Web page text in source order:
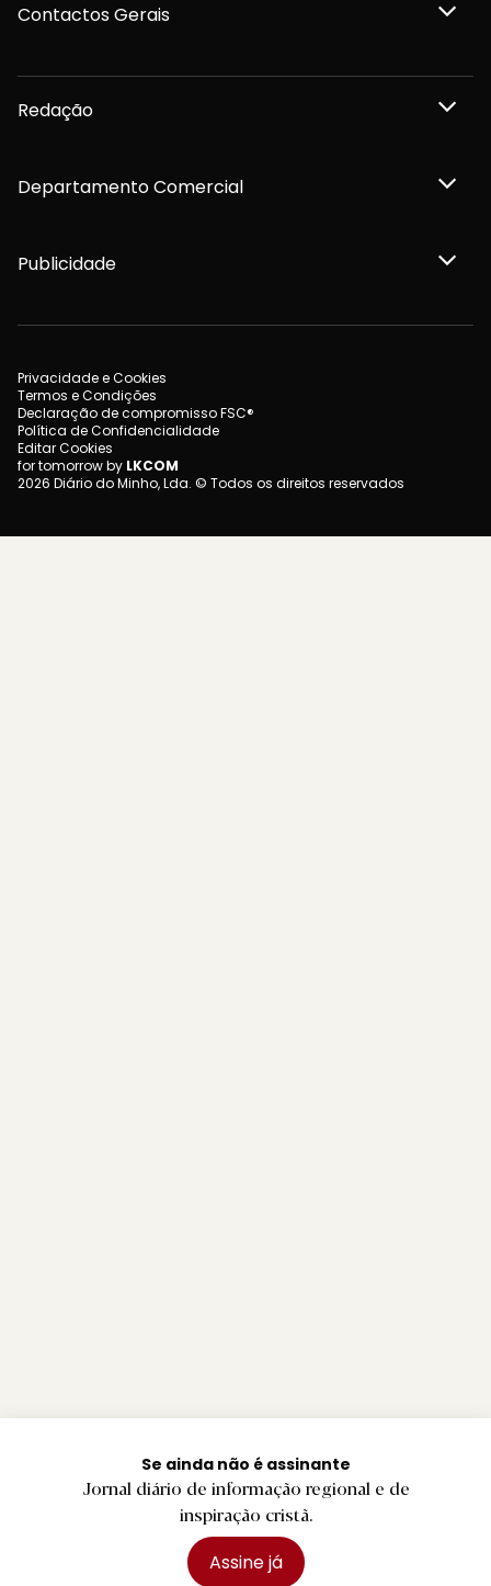
Se ainda não é assinante
Jornal diário de informação regional e de
inspiração cristã.
Assine já
Contactos Gerais
Redação
Departamento Comercial
Publicidade
Privacidade e Cookies
Termos e Condições
Declaração de compromisso FSC®
Política de Confidencialidade
Editar Cookies
for tomorrow by LKCOM
2026 Diário do Minho, Lda. © Todos os direitos reservados